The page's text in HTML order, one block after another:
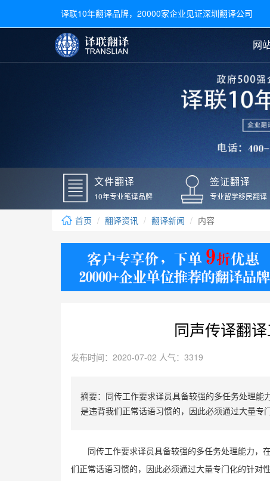
译联10年翻译品牌，20000家企业见证深圳翻译公司
网
文件翻译
广交会翻译
常用语种翻译
日语翻译
德语翻译
毕业证翻译
户口本翻译
学位证翻译
身份证翻译
签
银行
驾照
疫苗
新冠
核酸
译
翻译新闻
文件翻译
10年专业笔译品牌
签证翻译
专业留学移民翻译
首页 翻译资讯 翻译新闻 内容
同声传译翻
发布时间：2020-07-02 人气：3319
摘要：同传工作要求译员具备较强的多任务处理
是违背我们正常话语习惯的，因此必须通过大量专
同传工作要求译员具备较强的多任务处理能力，
们正常话语习惯的，因此必须通过大量专门化的针对